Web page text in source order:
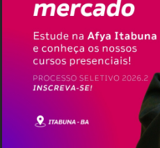
filiada ao PSD,
Itabuna pelo
tem a primeira-
candidata à
Rosemberg
ocorrido em Itapé
distanciamento